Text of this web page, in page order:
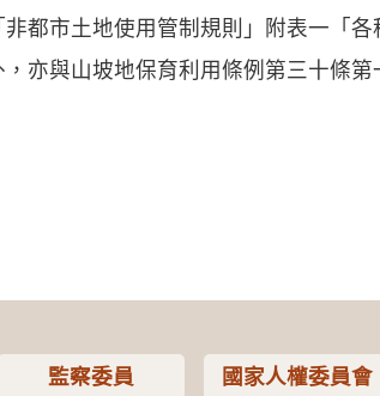
非都市土地使用管制規則」附表一「
，亦與山坡地保育利用條例第三十條
監察委員 國家人權委員會